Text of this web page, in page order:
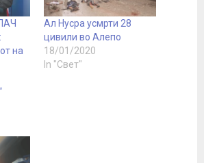
на
Ал Нусра усмрти 28
цивили во Алепо
18/01/2020
In "Свет"